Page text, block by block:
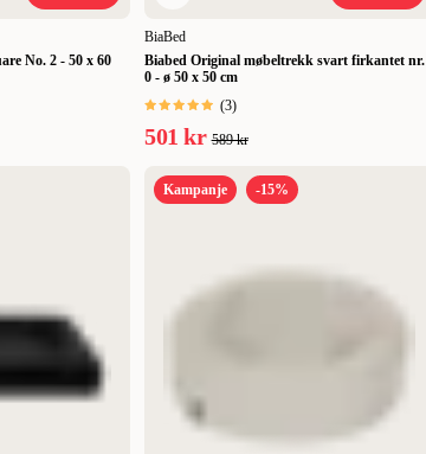
No. 2 - 50 x 60
BiaBed
Biabed Original møbeltrekk svart firkantet nr.
0 - ø 50 x 50 cm
(3)
501 kr 589 kr
Kampanje -15%